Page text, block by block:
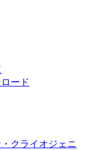
ード
クライオジェニ